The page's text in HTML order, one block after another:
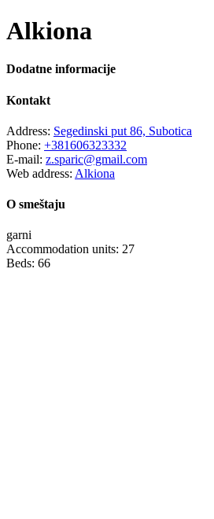
Alkiona
Dodatne informacije
Kontakt
Address: Segedinski put 86, Subotica
Phone: +381606323332
E-mail: z.sparic@gmail.com
Web address: Alkiona
O smeštaju
garni
Accommodation units: 27
Beds: 66